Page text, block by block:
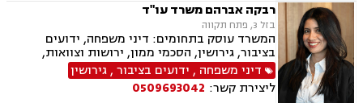
רבקה אברהם משרד עו"ד
בזל 3, פתח תקווה
המשרד עוסק בתחומים: דיני משפחה, ידועים
בציבור, גירושין, הסכמי ממון, ירושות וצוואות,
אבהות, מזונות, משמורת, חוק הנוער, חלוקת רכוש,
זמני שהות, החזקת ילדים, ניכור הורי, אומנה, משפט
אזרחי, דיני חוזים, פלילי
דיני משפחה , ידועים בציבור,גירושין
ליצירת קשר: 0509693042